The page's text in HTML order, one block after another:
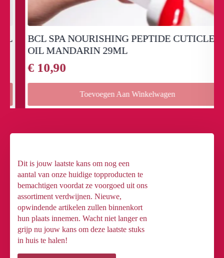
BCL SPA NOURISHING PEPTIDE CUTICLE
OIL MANDARIN 29ML
10,90
Toevoegen Aan Winkelwagen
Dit is jouw laatste kans om nog een
aantal van onze huidige topproducten te
bemachtigen voordat ze voorgoed uit ons
assortiment verdwijnen. Nieuwe,
opwindende artikelen zullen binnenkort
hun plaats innemen. Wacht niet langer en
grijp nu jouw kans om deze laatste stuks
in huis te halen!